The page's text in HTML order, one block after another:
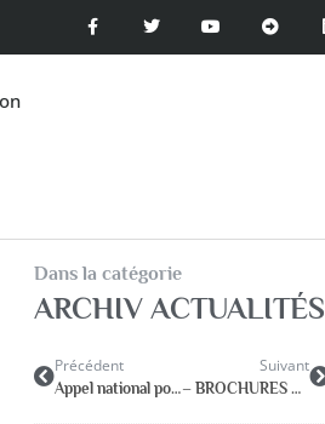
Dans la catégorie
ARCHIV ACTUALITÉS
Précédent
Appel national pour l’Ecole publique
Suivant
– BROCHURES RASED -SUPPLEMENT au Guide des Parents-